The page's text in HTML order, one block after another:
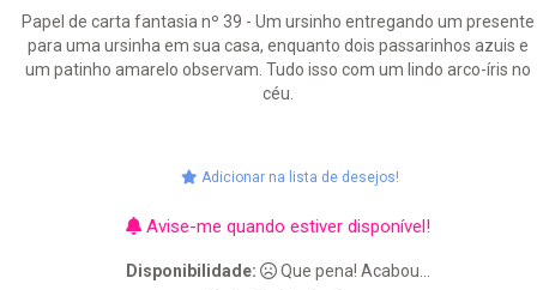
Papel de carta fantasia nº 39 - Um ursinho entregando um presente
para uma ursinha em sua casa, enquanto dois passarinhos azuis e
um patinho amarelo observam. Tudo isso com um lindo arco-íris no
céu.
Adicionar na lista de desejos!
Avise-me quando estiver disponível!
Disponibilidade:
Que pena! Acabou...